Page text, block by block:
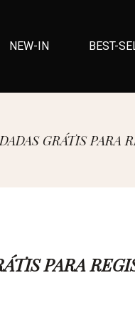
NEW-IN BEST-
GRÁTIS
PARA